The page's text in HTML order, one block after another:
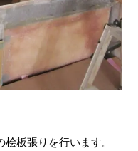
板張りを行います。